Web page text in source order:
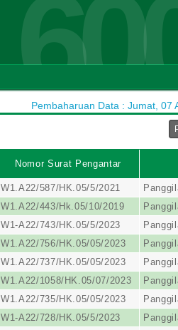
Pembaharuan Data : Jumat, 07
Nomor Surat Pengantar
W1.A22/587/HK.05/5/2021
W1.A22/443/Hk.05/10/2019
W1-A22/743/HK.05/5/2023
W1.A22/756/HK.05/05/2023
W1.A22/737/HK.05/05/2023
W1.A22/1058/HK.05/07/2023
W1.A22/735/HK.05/05/2023
W1-A22/728/HK.05/5/2023